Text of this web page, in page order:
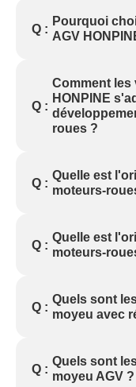
Q :
Pourquoi
AGV
Q :
Comment les
HONPINE
roues ?
Q :
Quelle est
moteurs-
Q :
Quelle est
moteurs-
Q :
Quels sont
moyeu avec
Q :
Quels sont
moyeu AGV ?